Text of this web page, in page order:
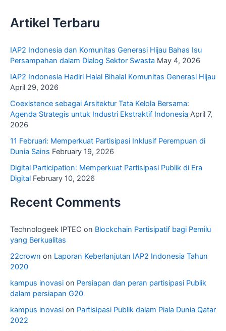
Artikel Terbaru
IAP2 Indonesia dan Komunitas Generasi Hijau Bahas Isu
Persampahan dalam Dialog Sektor Swasta May 4, 2026
IAP2 Indonesia Hadiri Halal Bihalal Komunitas Generasi Hijau
April 29, 2026
Coexistence sebagai Arsitektur Tata Kelola Bersama:
Agenda Strategis untuk Industri Ekstraktif Indonesia April 7,
2026
11 Februari: Memperkuat Partisipasi Inklusif Perempuan di
Dunia Sains February 19, 2026
Digital Participation: Memperkuat Partisipasi Publik di Era
Digital February 10, 2026
Recent Comments
Technologeek IPTEC on Blockchain Partisipatif bagi Pemilu
yang Berkualitas
22crown on Laporan Keberlanjutan IAP2 Indonesia Tahun
2020
kampus inovasi on Persiapan dan peran partisipasi Publik
dalam persiapan G20
kampus inovasi on Partisipasi Publik dalam Piala Dunia Qatar
2022